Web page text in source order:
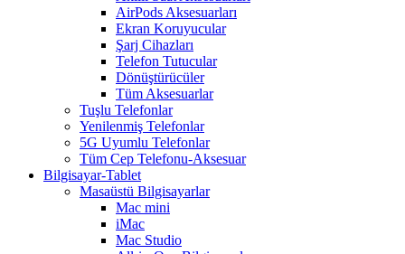
AirPods Aksesuarları
Ekran Koruyucular
Şarj Cihazları
Telefon Tutucular
Dönüştürücüler
Tüm Aksesuarlar
Tuşlu Telefonlar
Yenilenmiş Telefonlar
5G Uyumlu Telefonlar
Tüm Cep Telefonu-Aksesuar
Bilgisayar-Tablet
Masaüstü Bilgisayarlar
Mac mini
iMac
Mac Studio